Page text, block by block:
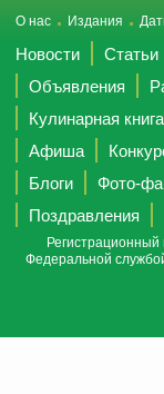
О нас Издания
Новости Статьи
Объявления
Кулинарная книга
Афиша
Блоги
Фото-
Поздравления
Федеральной